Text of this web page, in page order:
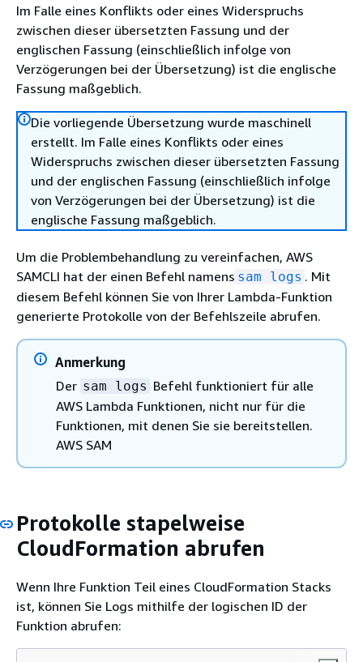
Im Falle eines Konflikts oder eines Widerspruchs
zwischen dieser übersetzten Fassung und der
englischen Fassung (einschließlich infolge von
Verzögerungen bei der Übersetzung) ist die englische
Fassung maßgeblich.
Die vorliegende Übersetzung wurde maschinell
erstellt. Im Falle eines Konflikts oder eines
Widerspruchs zwischen dieser übersetzten Fassung
und der englischen Fassung (einschließlich infolge
von Verzögerungen bei der Übersetzung) ist die
englische Fassung maßgeblich.
Um die Problembehandlung zu vereinfachen, AWS
SAMCLI hat der einen Befehl namens sam logs . Mit
diesem Befehl können Sie von Ihrer Lambda-Funktion
generierte Protokolle von der Befehlszeile abrufen.
Anmerkung
Der sam logs Befehl funktioniert für alle
AWS Lambda Funktionen, nicht nur für die
Funktionen, mit denen Sie sie bereitstellen.
AWS SAM
Protokolle stapelweise
CloudFormation abrufen
Wenn Ihre Funktion Teil eines CloudFormation Stacks
ist, können Sie Logs mithilfe der logischen ID der
Funktion abrufen: